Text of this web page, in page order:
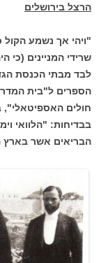
הרצל בירושלים
"ויהי אך נשמע הקול
שרידי המניינים
לבד מבתי הכנסת
הספרים ל"בית
חולים
בבדיחות: "הלוואי
הבריאים אשר בארץ